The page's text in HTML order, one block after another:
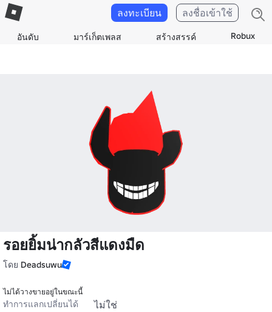
อันดับ มาร์เก็ตเพลส สร้างสรรค์ Robux
ลงทะเบียน ลงชื่อเข้าใช้
รอยยิ้มน่ากลัวสีแดงมืด
โดย Deadsuwu
ไม่ได้วางขายอยู่ในขณะนี้
ทำการแลกเปลี่ยนได้
ไม่ใช่